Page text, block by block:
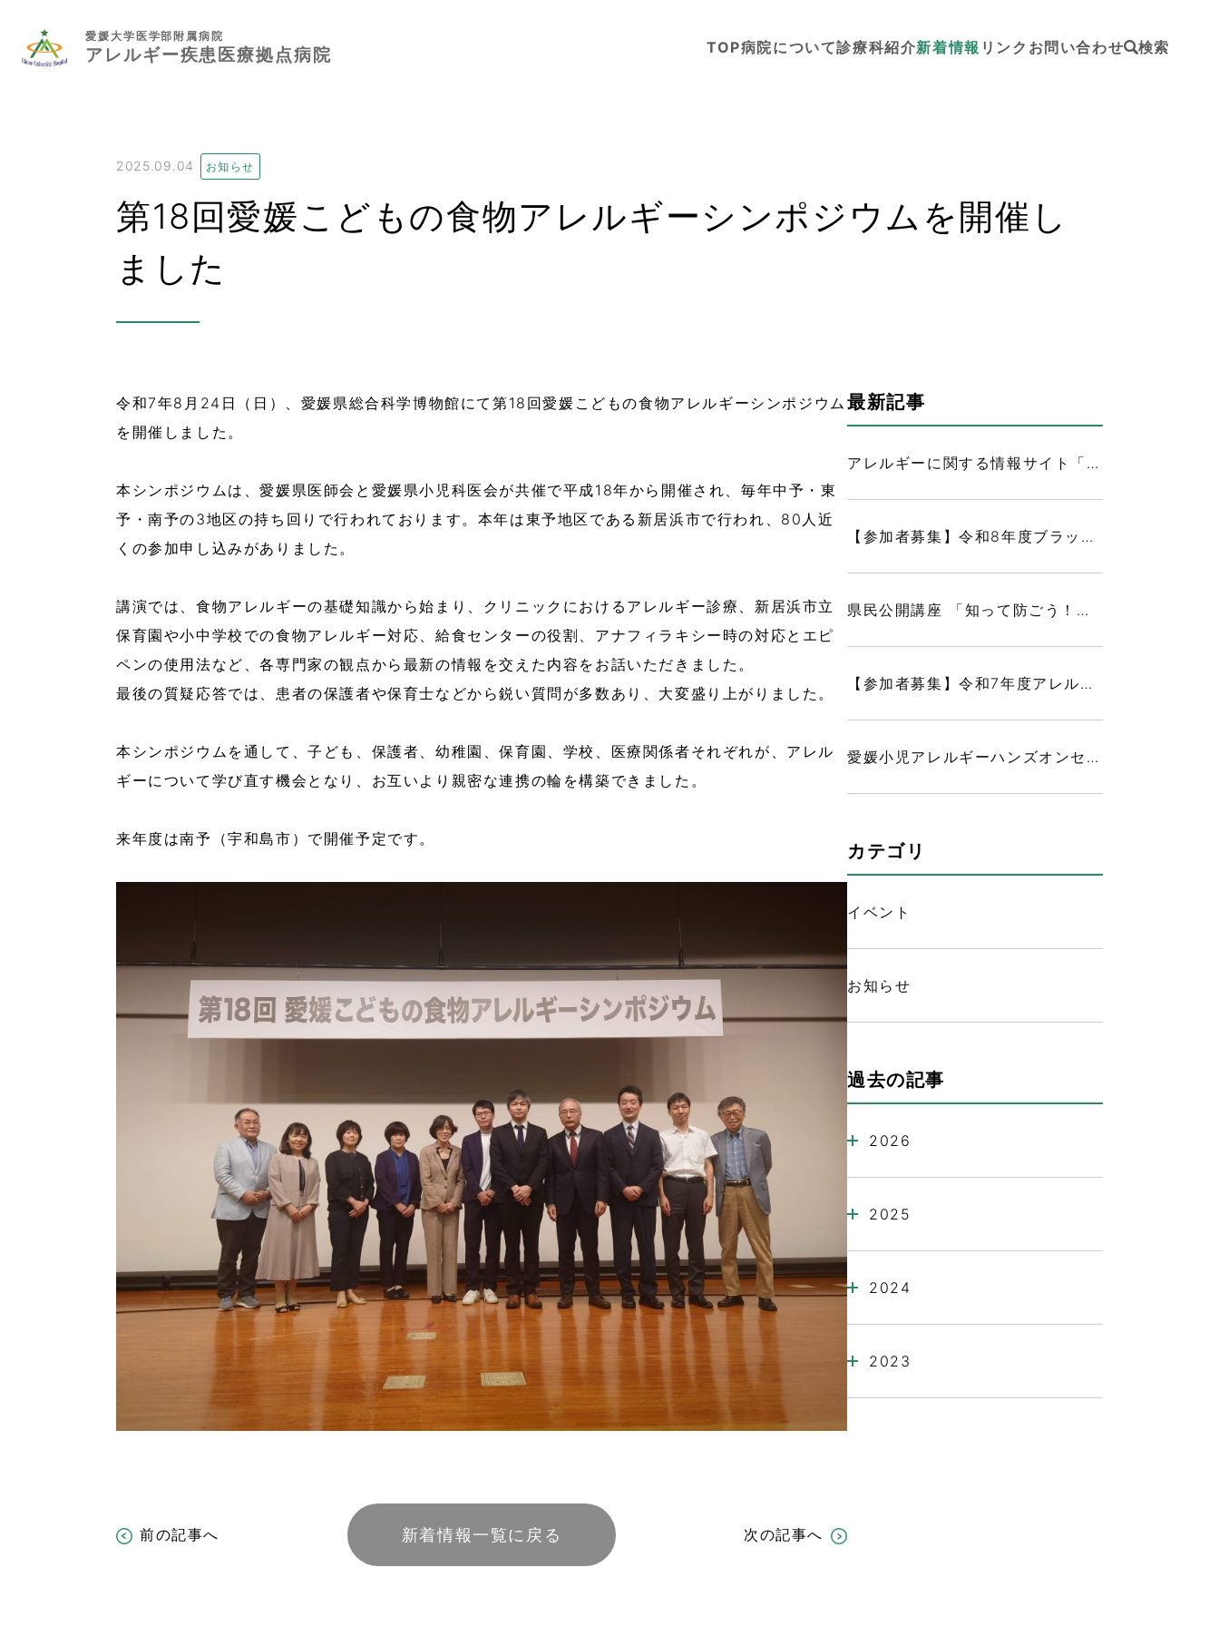
キーワードを入力してください。
検索
愛媛大学医学部附属病院
アレルギー疾患医療拠点病院 TOP病院について診療科紹介新着情報 リンク お問い合わせ 検索
2025.09.04 お知らせ
第18回愛媛こどもの食物アレルギーシンポジウムを開催し
ました
令和7年8月24日（日）、愛媛県総合科学博物館にて第18回愛媛こどもの食物アレルギーシンポジウム
を開催しました。
本シンポジウムは、愛媛県医師会と愛媛県小児科医会が共催で平成18年から開催され、毎年中予・東
予・南予の3地区の持ち回りで行われております。本年は東予地区である新居浜市で行われ、80人近
くの参加申し込みがありました。
講演では、食物アレルギーの基礎知識から始まり、クリニックにおけるアレルギー診療、新居浜市立
保育園や小中学校での食物アレルギー対応、給食センターの役割、アナフィラキシー時の対応とエピ
ペンの使用法など、各専門家の観点から最新の情報を交えた内容をお話いただきました。
最後の質疑応答では、患者の保護者や保育士などから鋭い質問が多数あり、大変盛り上がりました。
本シンポジウムを通して、子ども、保護者、幼稚園、保育園、学校、医療関係者それぞれが、アレル
ギーについて学び直す機会となり、お互いより親密な連携の輪を構築できました。
来年度は南予（宇和島市）で開催予定です。
前の記事へ 新着情報一覧に戻る 次の記事へ
最新記事
アレルギーに関する情報サイト「アレルギーポータル」について
【参加者募集】令和8年度ブラッシュアップWEB研修（愛媛小児吸入療法研究会）
県民公開講座 「知って防ごう！もしもの時のアナフィラキシー～みんなで守る命のために～」を開催しました
【参加者募集】令和7年度アレルギー県民公開講座
愛媛小児アレルギーハンズオンセミナーを開催しました
カテゴリ
イベント
お知らせ
過去の記事
2026
2025
2024
2023